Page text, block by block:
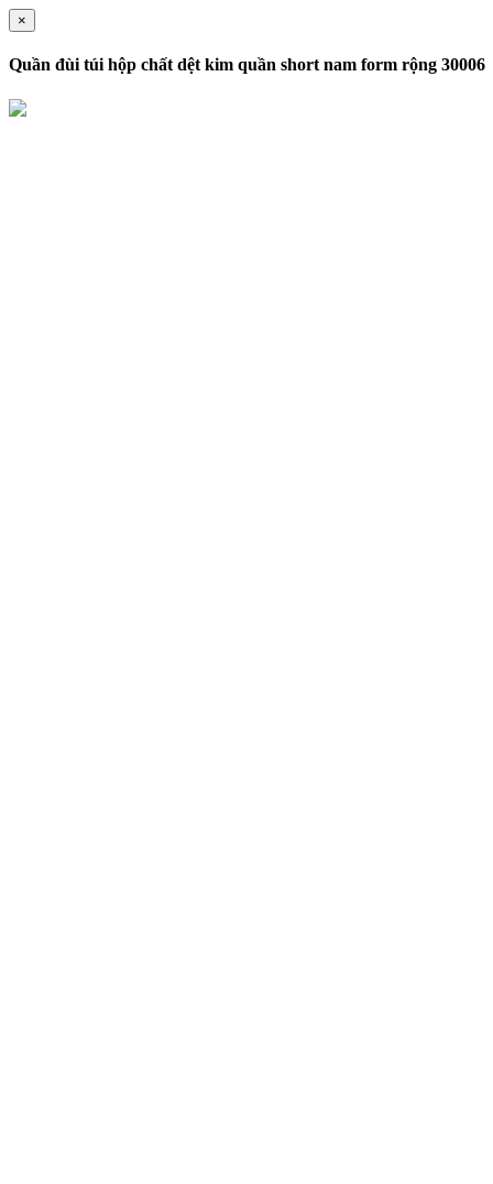
×
Quần đùi túi hộp chất dệt kim quần short nam form rộng 30006